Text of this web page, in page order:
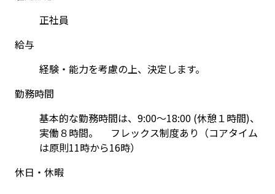
正社員
給与
経験・能力を考慮の上、決定します。
勤務時間
基本的な勤務時間は、9:00～18:00 (休憩１時間)、
実働８時間。 　フレックス制度あり（コアタイム
は原則11時から16時）
休日・休暇